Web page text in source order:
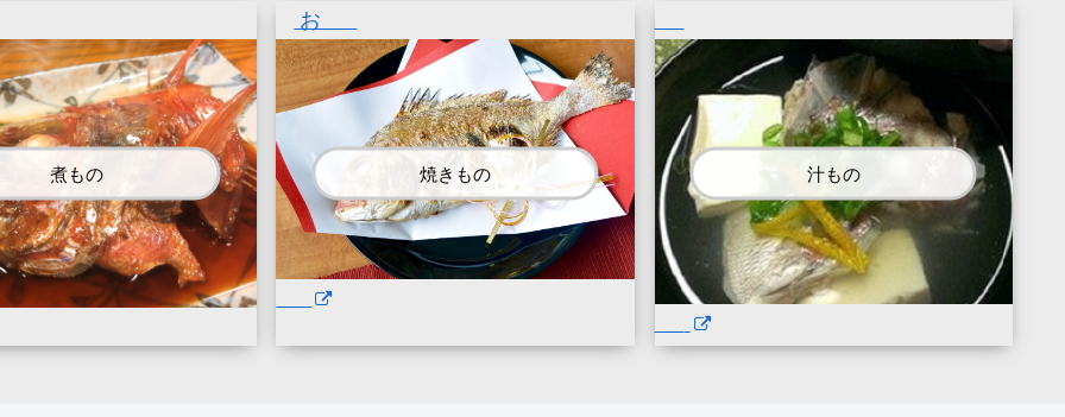
煮もの
お
焼きもの 汁もの